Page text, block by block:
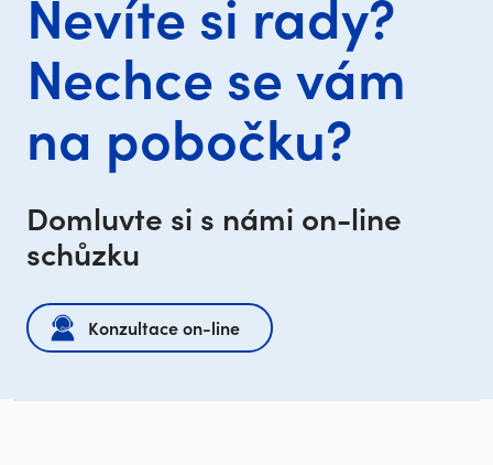
Nechce se vám
na pobočku?
Domluvte si s námi on-line
schůzku
Konzultace on-line